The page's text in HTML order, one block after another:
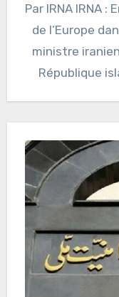
Par IRNA IRNA
de l’Europe
ministre
République